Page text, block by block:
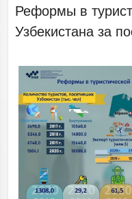
Реформы в
Узбекистана за